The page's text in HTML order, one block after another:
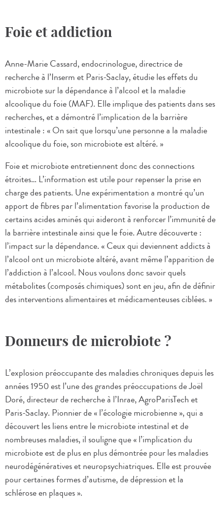
Foie et addiction
Anne-Marie Cassard, endocrinologue, directrice de
recherche à l’Inserm et Paris-Saclay, étudie les effets du
microbiote sur la dépendance à l’alcool et la maladie
alcoolique du foie (MAF). Elle implique des patients dans ses
recherches, et a démontré l’implication de la barrière
intestinale : « On sait que lorsqu’une personne a la maladie
alcoolique du foie, son microbiote est altéré. »
Foie et microbiote entretiennent donc des connections
étroites… L’information est utile pour repenser la prise en
charge des patients. Une expérimentation a montré qu’un
apport de fibres par l’alimentation favorise la production de
certains acides aminés qui aideront à renforcer l’immunité de
la barrière intestinale ainsi que le foie. Autre découverte :
l’impact sur la dépendance. « Ceux qui deviennent addicts à
l’alcool ont un microbiote altéré, avant même l’apparition de
l’addiction à l’alcool. Nous voulons donc savoir quels
métabolites (composés chimiques) sont en jeu, afin de définir
des interventions alimentaires et médicamenteuses ciblées. »
Donneurs de microbiote ?
L’explosion préoccupante des maladies chroniques depuis les
années 1950 est l’une des grandes préoccupations de Joël
Doré, directeur de recherche à l’Inrae, AgroParisTech et
Paris-Saclay. Pionnier de « l’écologie microbienne », qui a
découvert les liens entre le microbiote intestinal et de
nombreuses maladies, il souligne que « l’implication du
microbiote est de plus en plus démontrée pour les maladies
neurodégénératives et neuropsychiatriques. Elle est prouvée
pour certaines formes d’autisme, de dépression et la
schlérose en plaques ». ​